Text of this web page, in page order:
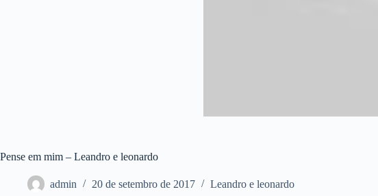
Pense em mim – Leandro e leonardo
admin 20 de setembro de 2017 Leandro e leonardo